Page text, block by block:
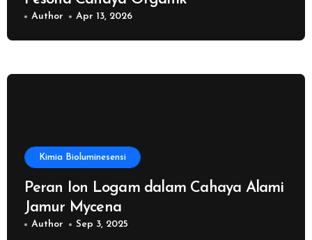
Author Apr 13, 2026
Kimia Bioluminesensi
Peran Ion Logam dalam Cahaya Alami
Jamur Mycena
Author Sep 3, 2025